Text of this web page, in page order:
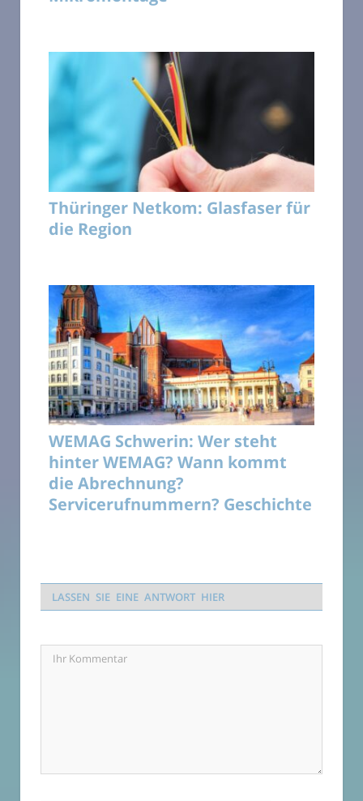
Thüringer Netkom: Glasfaser für
die Region
WEMAG Schwerin: Wer steht
hinter WEMAG? Wann kommt
die Abrechnung?
Servicerufnummern? Geschichte
LASSEN SIE EINE ANTWORT HIER